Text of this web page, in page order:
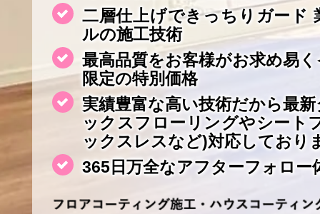
二層仕上げできっちりガード
ルの施工技術
最高品質をお客様がお求め易
限定の特別価格
実績豊富な高い技術だから最
ックスフローリングやシート
ックスレスなど)対応しており
365日万全なアフターフォロー